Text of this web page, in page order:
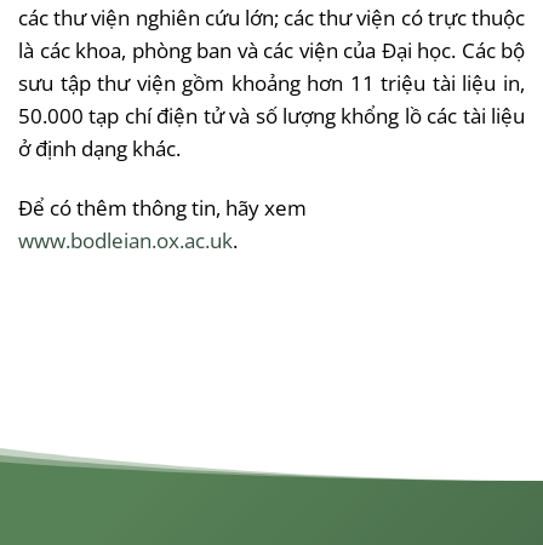
các thư viện nghiên cứu lớn; các thư viện có trực thuộc
là các khoa, phòng ban và các viện của Đại học. Các bộ
sưu tập thư viện gồm khoảng hơn 11 triệu tài liệu in,
50.000 tạp chí điện tử và số lượng khổng lồ các tài liệu
ở định dạng khác.
Để có thêm thông tin, hãy xem
www.bodleian.ox.ac.uk.